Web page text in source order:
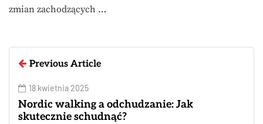
zmian zachodzących …
Previous Article
18 kwietnia 2025
Nordic walking a odchudzanie: Jak
skutecznie schudnąć?